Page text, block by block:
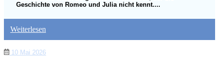
10 Mai 2026
Geschichte von Romeo und Julia nicht kennt....
Weiterlesen